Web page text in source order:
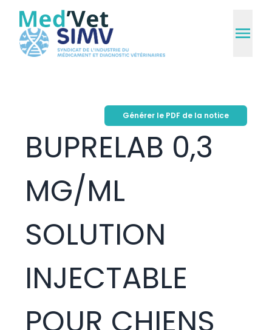
Générer le PDF de la notice
BUPRELAB 0,3
MG/ML
SOLUTION
INJECTABLE
POUR CHIENS